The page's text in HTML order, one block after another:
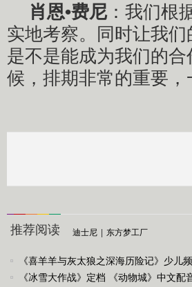
肖恩•费尼：我们根
实地考察。同时让我
是不是能成为我们的
候，排期非常的重要
推荐阅读 迪士尼 | 东方梦工厂
《喜羊羊与灰太狼之深海历险记》少儿频
《冰雪大作战》定档 《动物城》中文配